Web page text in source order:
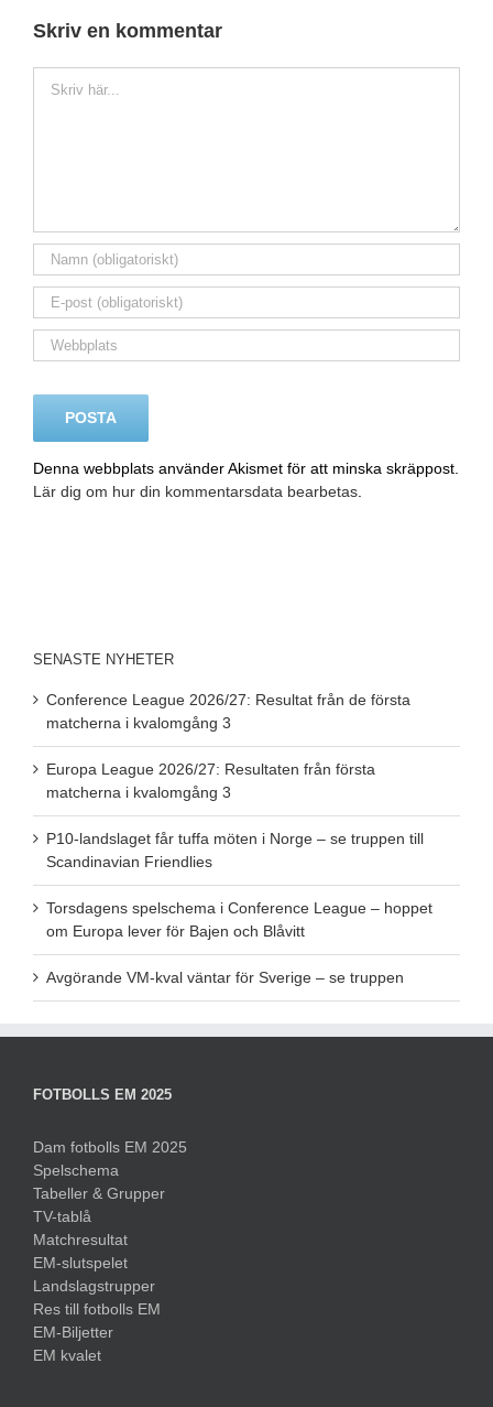
Skriv en kommentar
Denna webbplats använder Akismet för att minska skräppost.
Lär dig om hur din kommentarsdata bearbetas.
SENASTE NYHETER
Conference League 2026/27: Resultat från de första
matcherna i kvalomgång 3
Europa League 2026/27: Resultaten från första
matcherna i kvalomgång 3
P10-landslaget får tuffa möten i Norge – se truppen till
Scandinavian Friendlies
Torsdagens spelschema i Conference League – hoppet
om Europa lever för Bajen och Blåvitt
Avgörande VM-kval väntar för Sverige – se truppen
FOTBOLLS EM 2025
Dam fotbolls EM 2025
Spelschema
Tabeller & Grupper
TV-tablå
Matchresultat
EM-slutspelet
Landslagstrupper
Res till fotbolls EM
EM-Biljetter
EM kvalet